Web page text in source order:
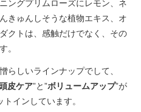
ングプリムローズにレモン、ネ
きゅんしそうな植物エキス、オ
クトは、感触だけでなく、その
。
らしいラインナップでして、
皮ケア”と”ボリュームアップ”が
インしています。